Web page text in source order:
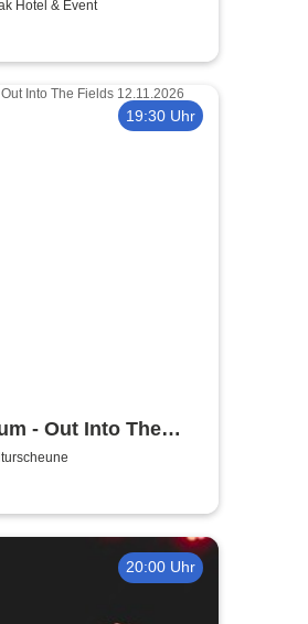
Night
Hotel & Event
19:30 Uhr
- Out Into The
20:00 Uhr